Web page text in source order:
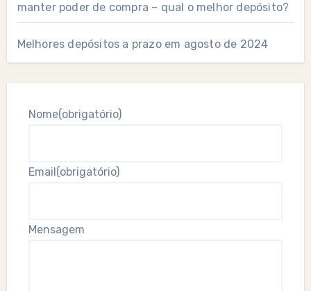
manter poder de compra – qual o melhor depósito?
Melhores depósitos a prazo em agosto de 2024
Nome(obrigatório)
Email (obrigatório)
Mensagem